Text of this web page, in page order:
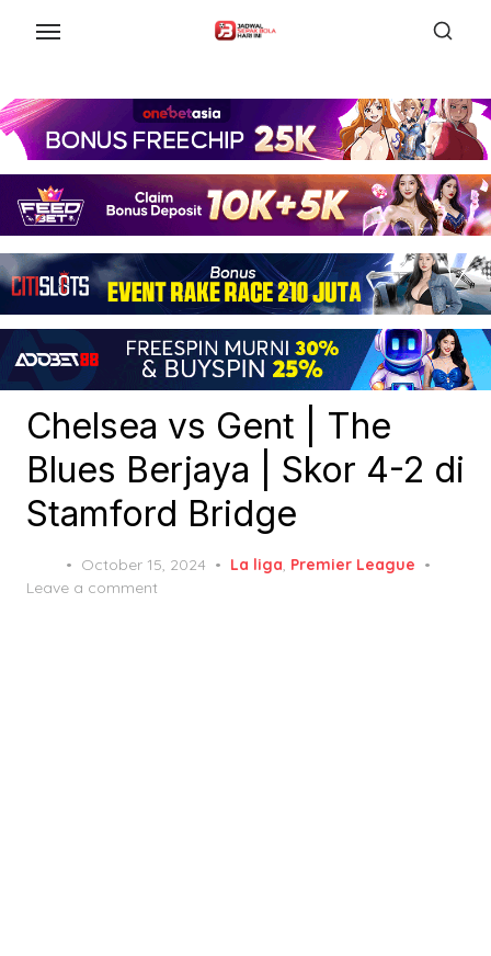
content
Chelsea vs Gent | The
Blues Berjaya | Skor 4-2 di
Stamford Bridge
Posted
on
October 15, 2024 La liga, Premier League
Leave a comment